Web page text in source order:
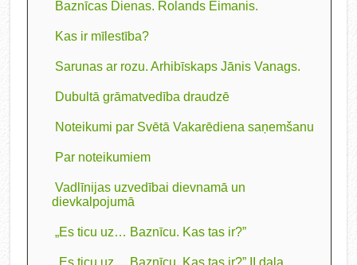
Baznīcas Dienas. Rolands Eimanis.
Kas ir mīlestība?
Sarunas ar rozu. Arhibīskaps Jānis Vanags.
Dubultā grāmatvedība draudzē
Noteikumi par Svētā Vakarēdiena saņemšanu
Par noteikumiem
Vadlīnijas uzvedībai dievnamā un
dievkalpojumā
„Es ticu uz… Baznīcu. Kas tas ir?”